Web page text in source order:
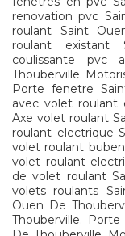
renovation pvc
roulant Saint
roulant existant
coulissante pvc
Thouberville.
Porte fenetre
avec volet roulant
Axe volet roulant
roulant electrique
volet roulant
volet roulant
de volet roulant
volets roulants
Ouen De
Thouberville.